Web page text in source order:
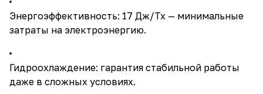
Энергоэффективность: 17 Дж/Тх — минимальные
затраты на электроэнергию.
Гидроохлаждение: гарантия стабильной работы
даже в сложных условиях.